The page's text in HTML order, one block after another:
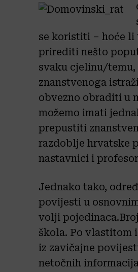
se koristiti – hoće li
prirediti nešto
svaku cjelinu/temu,
znanstvenoga
obvezno obraditi u
možemo imati
prepustiti
razdoblje hrvatske
nastavnici i
Jednako tako,
povijesti u
volji
škola. Po vlastitom
iz zavičajne
netočnih